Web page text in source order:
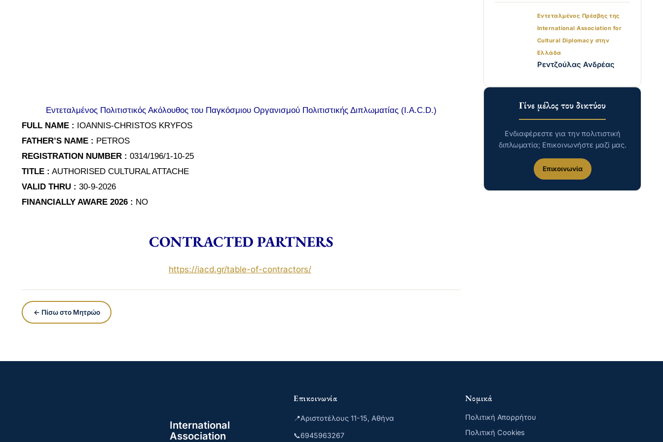
Εντεταλμένος Πολιτιστικός Ακόλουθος του Παγκόσμιου Οργανισμού Πολιτιστικής Διπλωματίας (I.A.C.D.)
FULL NAME :
IOANNIS-CHRISTOS KRYFOS
FATHER’S NAME : PETROS
REGISTRATION NUMBER : 0314/196/1-10-25
TITLE : AUTHORISED CULTURAL ATTACHE
VALID THRU : 30-9-2026
FINANCIALLY AWARE 2026 : NO
CONTRACTED PARTNERS
https://iacd.gr/table-of-contractors/
← Πίσω στο Μητρώο
Εντεταλμένος Πρέσβης της
International Association for
Cultural Diplomacy στην
Ελλάδα
Ρεντζούλας Ανδρέας
Γίνε μέλος του δικτύου
Ενδιαφέρεστε για την πολιτιστική
διπλωματία; Επικοινωνήστε μαζί μας.
Επικοινωνία
International
Association
Επικοινωνία
📍Αριστοτέλους 11-15, Αθήνα
📞6945963267
Νομικά
Πολιτική Απορρήτου
Πολιτική Cookies